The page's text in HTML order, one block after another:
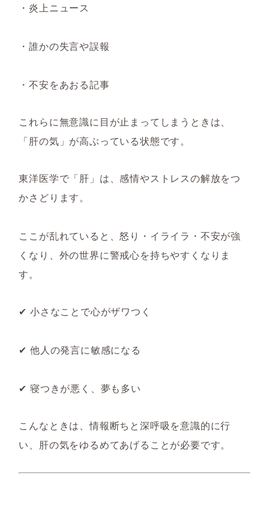
・炎上ニュース
・誰かの失言や誤報
・不安をあおる記事
これらに無意識に目が止まってしまうときは、
「肝の気」が高ぶっている状態です。
東洋医学で「肝」は、感情やストレスの解放をつ
かさどります。
ここが乱れていると、怒り・イライラ・不安が強
くなり、外の世界に警戒心を持ちやすくなりま
す。
✔ 小さなことで心がザワつく
✔ 他人の発言に敏感になる
✔ 寝つきが悪く、夢も多い
こんなときは、情報断ちと深呼吸を意識的に行
い、肝の気をゆるめてあげることが必要です。